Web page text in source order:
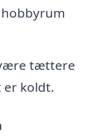
tættere
er koldt.